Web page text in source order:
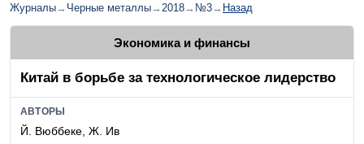
Журналы→ Черные металлы→2018→ №3→ Назад
Экономика и финансы
Китай в борьбе за технологическое лидерство
АВТОРЫ
Й. Вюббеке, Ж. Ив